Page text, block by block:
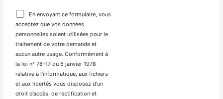
En envoyant ce formulaire, vous
acceptez que vos données
personnelles soient utilisées pour le
traitement de votre demande et
aucun autre usage. Conformément à
la loi n° 78-17 du 6 janvier 1978
relative à l’informatique, aux fichiers
et aux libertés vous disposez d’un
droit d’accès, de rectification et